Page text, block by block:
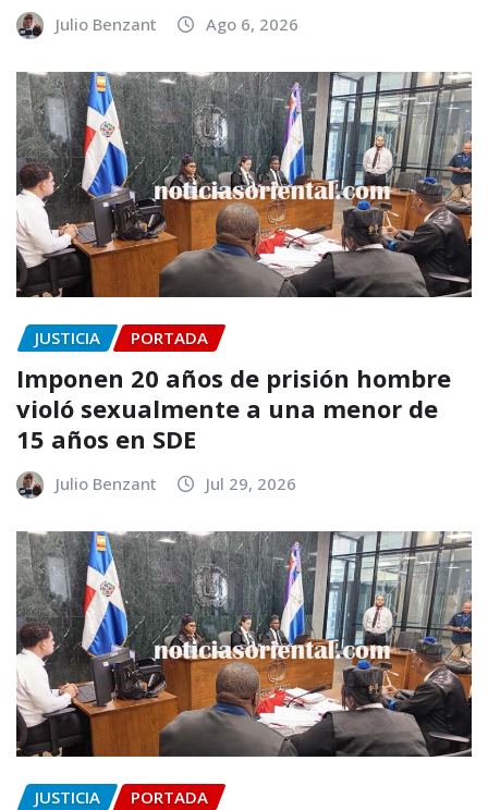
Julio Benzant Ago 6, 2026
JUSTICIA PORTADA
Imponen 20 años de prisión hombre
violó sexualmente a una menor de
15 años en SDE
Julio Benzant Jul 29, 2026
JUSTICIA PORTADA